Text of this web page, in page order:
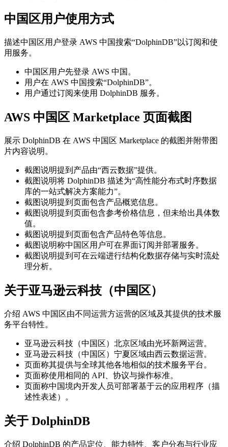
中国区用户使用方式
描述中国区用户登录 AWS 中国搜索“DolphinDB”以订阅和使
用服务。
中国区用户先登录 AWS 中国。
用户在 AWS 中国搜索“DolphinDB”。
用户通过订阅来使用 DolphinDB 服务。
AWS 中国区 Marketplace 页面截图
展示 DolphinDB 在 AWS 中国区 Marketplace 的截图并附带图
片内容说明。
截图说明提到产品由“西云数据”提供。
截图说明将 DolphinDB 描述为“高性能分布式时序数据
库的一站式解决方案能力”。
截图说明提到页面包含产品概览信息。
截图说明提到页面包含参考价格信息，但未给出具体数
值。
截图说明提到页面包含产品特色等信息。
截图说明称中国区用户可在界面订阅并部署服务。
截图说明提到可在云端进行结构化数据存储与实时流处
理分析。
关于亚马逊云科技（中国区）
介绍 AWS 中国区由不同运营方运营的区域及其提供的技术服
务平台特性。
亚马逊云科技（中国区）北京区域由光环新网运营。
亚马逊云科技（中国区）宁夏区域由西云数据运营。
页面称其提供与全球其他各地相似的技术服务平台。
页面称使用相同的 API、协议与操作标准。
页面称中国境内开发人员可部署基于云的应用程序（描
述性表述）。
关于 DolphinDB
介绍 DolphinDB 的产品定位、能力特性、客户分布与行业应